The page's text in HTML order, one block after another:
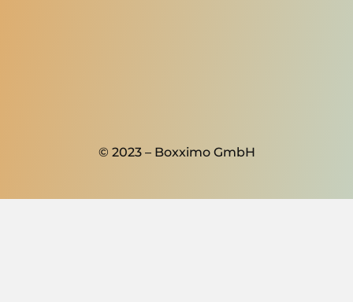
© 2023 – Boxximo GmbH